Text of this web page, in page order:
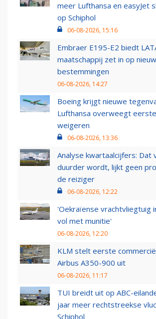
meer Lufthansa en easyJet
op Schiphol
06-08-2026, 15:16
Embraer E195-E2 biedt
maatschappij zet in op
bestemmingen
06-08-2026, 14:27
Boeing krijgt nieuwe
Lufthansa overweegt
weigeren
06-08-2026, 13:36
Analyse kwartaalcijfers: Dat
duurder wordt, lijkt geen
de reiziger
06-08-2026, 12:22
'Oekraïense vrachtvliegtuig
vol met munitie'
06-08-2026, 12:20
KLM stelt eerste
Airbus A350-900 uit
06-08-2026, 11:17
TUI breidt uit op ABC-
jaar meer rechtstreekse
Schiphol